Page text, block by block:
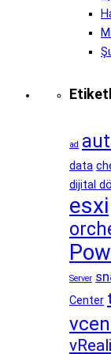
ad
data
dijital
esxi
Server
Center